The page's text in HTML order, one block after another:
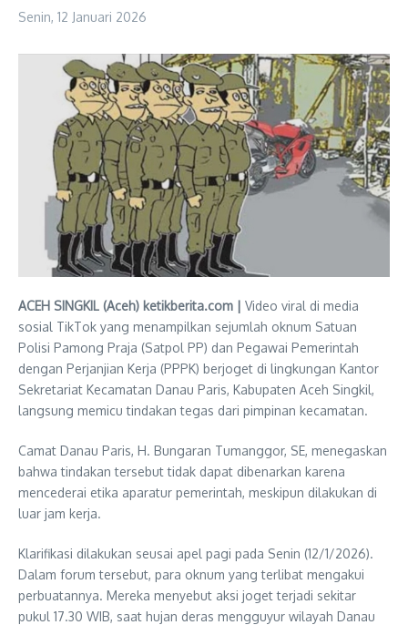
Senin, 12 Januari 2026
ACEH SINGKIL (Aceh) ketikberita.com | Video viral di media
sosial TikTok yang menampilkan sejumlah oknum Satuan
Polisi Pamong Praja (Satpol PP) dan Pegawai Pemerintah
dengan Perjanjian Kerja (PPPK) berjoget di lingkungan Kantor
Sekretariat Kecamatan Danau Paris, Kabupaten Aceh Singkil,
langsung memicu tindakan tegas dari pimpinan kecamatan.
Camat Danau Paris, H. Bungaran Tumanggor, SE, menegaskan
bahwa tindakan tersebut tidak dapat dibenarkan karena
mencederai etika aparatur pemerintah, meskipun dilakukan di
luar jam kerja.
Klarifikasi dilakukan seusai apel pagi pada Senin (12/1/2026).
Dalam forum tersebut, para oknum yang terlibat mengakui
perbuatannya. Mereka menyebut aksi joget terjadi sekitar
pukul 17.30 WIB, saat hujan deras mengguyur wilayah Danau